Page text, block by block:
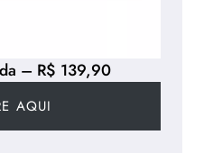
– R$ 139,90
AQUI